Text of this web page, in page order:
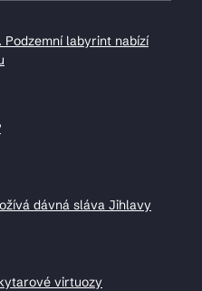
labyrint nabízí
dávná sláva Jihlavy
virtuozy